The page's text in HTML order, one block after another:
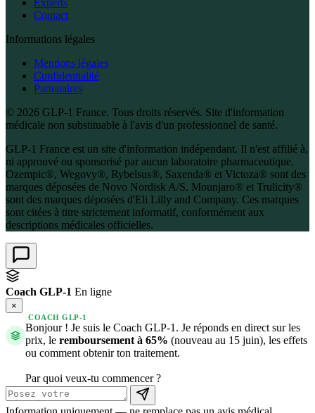
Experts
Contact
Informations légales
Mentions légales
Confidentialité
Partenaires
© 2026 GLP-1 France. Tous droits réservés. Site d'information
médicale non substituable à l'avis d'un professionnel de santé.
GLP-1 France est un site d'information indépendant. Il n'est affilié à,
ni approuvé ou sponsorisé par aucun laboratoire pharmaceutique.
Ozempic®, Wegovy®, Rybelsus®, Saxenda® et Victoza® sont des
marques déposées de Novo Nordisk A/S. Mounjaro® et Trulicity®
sont des marques déposées d'Eli Lilly and Company. Ces marques
sont citées à titre strictement informatif, conformément aux
descriptions médicales officielles.
Coach GLP-1 En ligne
×
COACH GLP-1
Bonjour ! Je suis le Coach GLP-1. Je réponds en direct sur les
prix, le remboursement à 65% (nouveau au 15 juin), les effets
ou comment obtenir ton traitement.
Par quoi veux-tu commencer ?